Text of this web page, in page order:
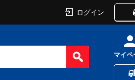
ログイン
マイペ